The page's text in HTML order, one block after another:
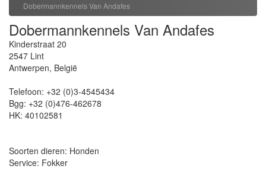
Dobermannkennels Van Andafes
Dobermannkennels Van Andafes
Kinderstraat 20
2547 Lint
Antwerpen, België
Telefoon: +32 (0)3-4545434
Bgg: +32 (0)476-462678
HK: 40102581
Soorten dieren: Honden
Service: Fokker